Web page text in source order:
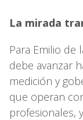
La mirada
Para Emilio de
debe avanzar
medición y
que operan
profesionales,